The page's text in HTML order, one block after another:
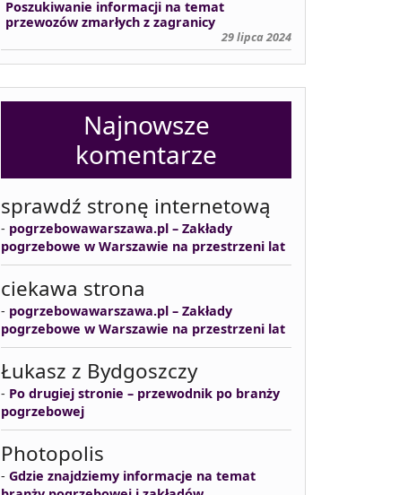
Poszukiwanie informacji na temat
przewozów zmarłych z zagranicy
29 lipca 2024
Najnowsze
komentarze
sprawdź stronę internetową
- pogrzebowawarszawa.pl – Zakłady
pogrzebowe w Warszawie na przestrzeni lat
ciekawa strona
- pogrzebowawarszawa.pl – Zakłady
pogrzebowe w Warszawie na przestrzeni lat
Łukasz z Bydgoszczy
- Po drugiej stronie – przewodnik po branży
pogrzebowej
Photopolis
- Gdzie znajdziemy informacje na temat